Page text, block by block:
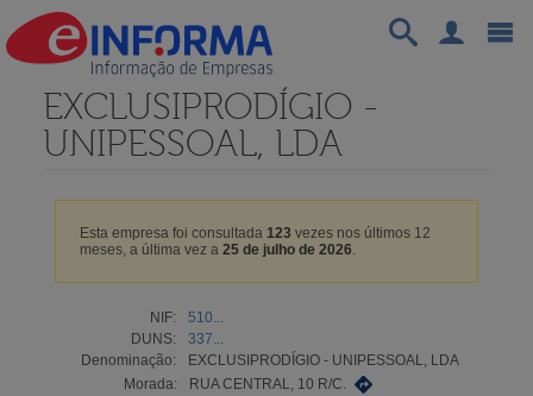
EXCLUSIPRODÍGIO -
UNIPESSOAL, LDA
Esta empresa foi consultada 123 vezes nos últimos 12
meses, a última vez a 25 de julho de 2026.
NIF:
510...
DUNS:
337...
Denominação:
EXCLUSIPRODÍGIO - UNIPESSOAL, LDA
Morada:
RUA CENTRAL, 10 R/C.